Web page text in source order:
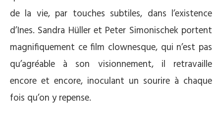
de la vie, par touches subtiles, dans l’existence
d’Ines. Sandra Hüller et Peter Simonischek portent
magnifiquement ce film clownesque, qui n’est pas
qu’agréable à son visionnement, il retravaille
encore et encore, inoculant un sourire à chaque
fois qu’on y repense.